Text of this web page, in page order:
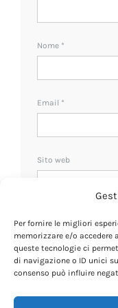
Per fornire le migliori
memorizzare e/o
queste tecnologie ci
di navigazione o ID unici
consenso può influire
Nome *
Email *
Sito web